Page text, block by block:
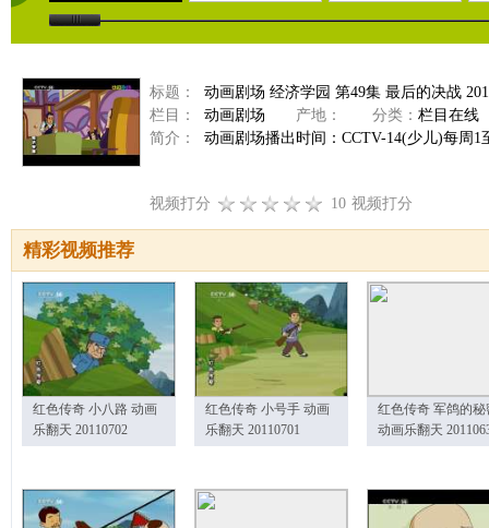
标题：
动画剧场 经济学园 第49集 最后的决战
栏目：
动画剧场 产地： 分类： 栏目在线
简介：
动画剧场播出时间：CCTV-14(少儿)每周1
视频打分 10 视频打分
精彩视频推荐
红色传奇 小八路 动画
乐翻天 20110702
红色传奇 小号手 动画
乐翻天 20110701
红色传奇 军鸽的秘
动画乐翻天